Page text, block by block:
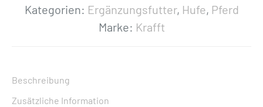
u
Kategorien: Ergänzungsfutter, Hufe, Pferd
Marke: Krafft
Beschreibung
Zusätzliche Information